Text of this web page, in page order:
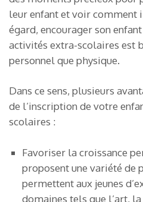
leur enfant et voir comment
égard, encourager son
activités extra-scolaires est
personnel que physique.
Dans ce sens, plusieurs
de l’inscription de votre
scolaires :
Favoriser la croissance
proposent une variété de
permettent aux jeunes
domaines tels que l’art,